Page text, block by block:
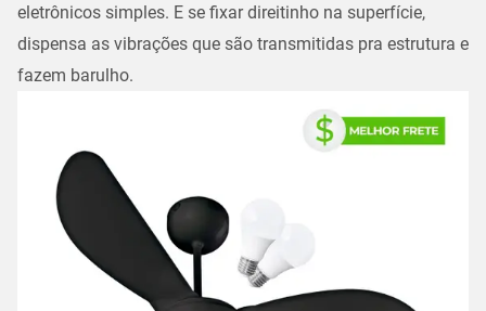
eletrônicos simples. E se fixar direitinho na superfície,
dispensa as vibrações que são transmitidas pra estrutura e
fazem barulho.